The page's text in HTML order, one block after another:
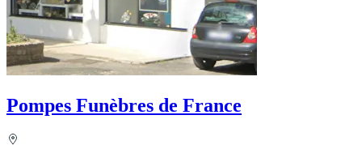
Pompes Funèbres de France